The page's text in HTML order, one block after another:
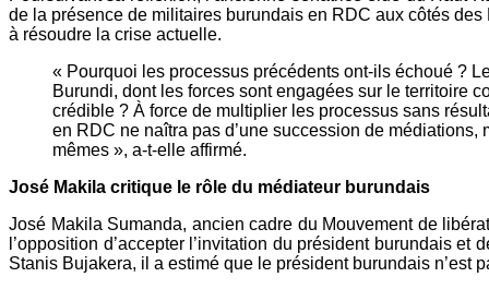
de la présence de militaires burundais en RDC aux côtés
à résoudre la crise actuelle.
« Pourquoi les processus précédents ont-ils échoué ?
Burundi, dont les forces sont engagées sur le territoire
crédible ? À force de multiplier les processus sans
en RDC ne naîtra pas d’une succession de
mêmes », a-t-elle affirmé.
José Makila critique le rôle du médiateur burundais
José Makila Sumanda, ancien cadre du Mouvement de
l’opposition d’accepter l’invitation du président burundais
Stanis Bujakera, il a estimé que le président burundais